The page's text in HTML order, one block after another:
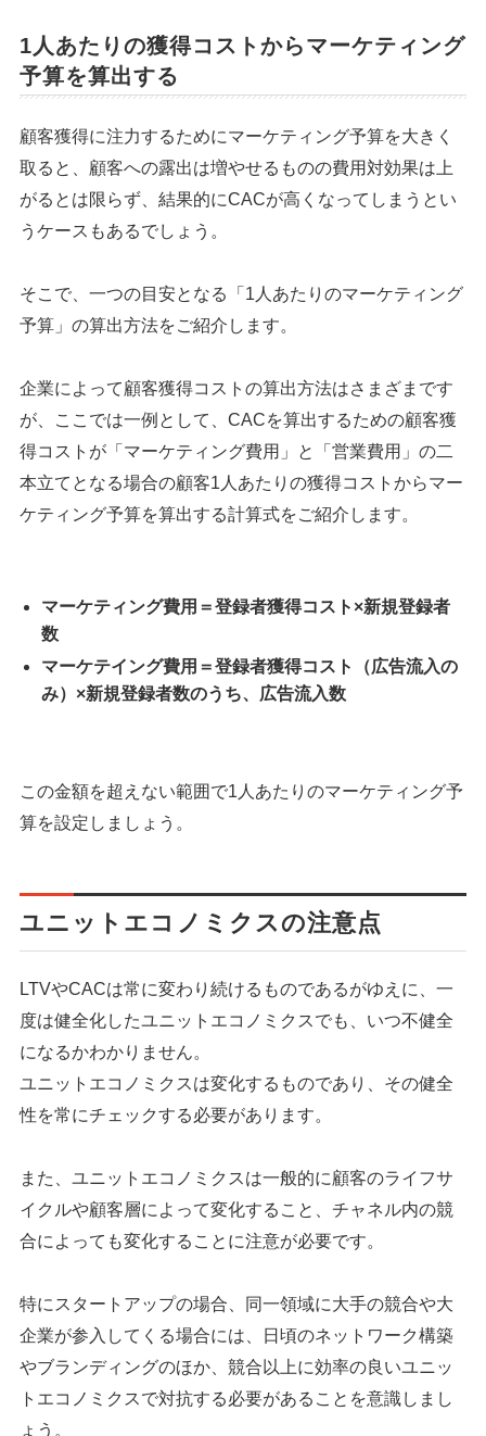
1人あたりの獲得コストからマーケティング
予算を算出する
顧客獲得に注力するためにマーケティング予算を大きく
取ると、顧客への露出は増やせるものの費用対効果は上
がるとは限らず、結果的にCACが高くなってしまうとい
うケースもあるでしょう。
そこで、一つの目安となる「1人あたりのマーケティング
予算」の算出方法をご紹介します。
企業によって顧客獲得コストの算出方法はさまざまです
が、ここでは一例として、CACを算出するための顧客獲
得コストが「マーケティング費用」と「営業費用」の二
本立てとなる場合の顧客1人あたりの獲得コストからマー
ケティング予算を算出する計算式をご紹介します。
マーケティング費用＝登録者獲得コスト×新規登録者
数
マーケテイング費用＝登録者獲得コスト（広告流入の
み）×新規登録者数のうち、広告流入数
この金額を超えない範囲で1人あたりのマーケティング予
算を設定しましょう。
ユニットエコノミクスの注意点
LTVやCACは常に変わり続けるものであるがゆえに、一
度は健全化したユニットエコノミクスでも、いつ不健全
になるかわかりません。
ユニットエコノミクスは変化するものであり、その健全
性を常にチェックする必要があります。
また、ユニットエコノミクスは一般的に顧客のライフサ
イクルや顧客層によって変化すること、チャネル内の競
合によっても変化することに注意が必要です。
特にスタートアップの場合、同一領域に大手の競合や大
企業が参入してくる場合には、日頃のネットワーク構築
やブランディングのほか、競合以上に効率の良いユニッ
トエコノミクスで対抗する必要があることを意識しまし
ょう。